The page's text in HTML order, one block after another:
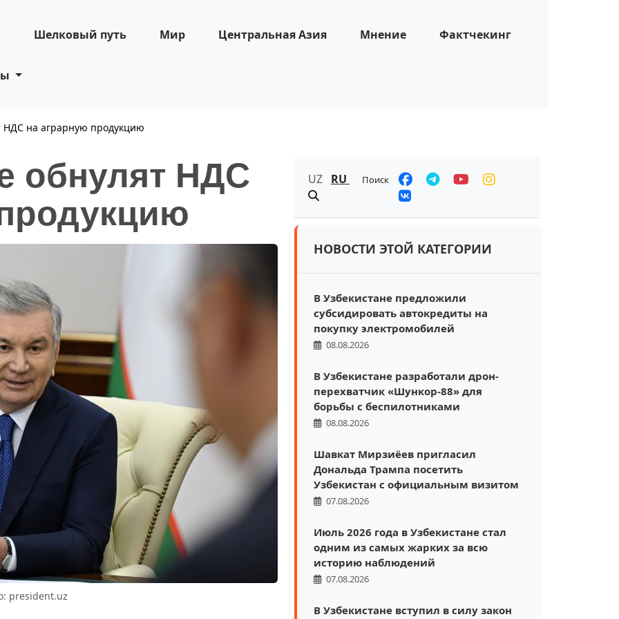
Шелковый путь Мир Центральная Азия Мнение Фактчекинг
НДС на аграрную продукцию
обнулят НДС
president.uz
UZ RU Поиск
НОВОСТИ ЭТОЙ КАТЕГОРИИ
В Узбекистане предложили
субсидировать автокредиты на
покупку электромобилей
08.08.2026
В Узбекистане разработали дрон-
перехватчик «Шункор-88» для
борьбы с беспилотниками
08.08.2026
Шавкат Мирзиёев пригласил
Дональда Трампа посетить
Узбекистан с официальным визитом
07.08.2026
Июль 2026 года в Узбекистане стал
одним из самых жарких за всю
историю наблюдений
07.08.2026
В Узбекистане вступил в силу закон